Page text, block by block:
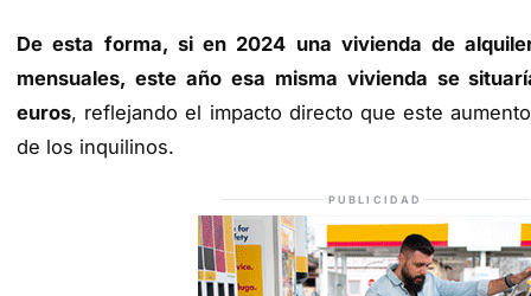
De esta forma, si en 2024 una vivienda de
mensuales, este año esa misma vivienda se
euros, reflejando el impacto directo que este
de los inquilinos.
PUBLICIDAD